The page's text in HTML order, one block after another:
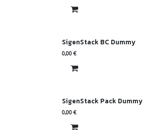
SigenStack BC Dummy
0,00€
SigenStack Pack Dummy
0,00€